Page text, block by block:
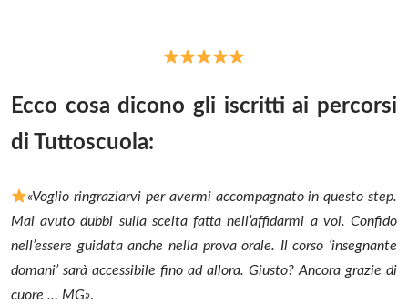
Ecco cosa dicono gli iscritti ai percorsi
di Tuttoscuola:
«Voglio ringraziarvi per avermi accompagnato in questo step.
Mai avuto dubbi sulla scelta fatta nell’affidarmi a voi. Confido
nell’essere guidata anche nella prova orale. Il corso ‘insegnante
domani’ sarà accessibile fino ad allora. Giusto? Ancora grazie di
cuore … MG».